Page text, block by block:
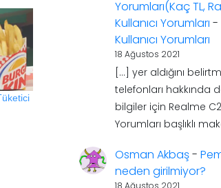
Yorumları(Kaç TL,
Kullanıcı Yorumları -
Kullanıcı Yorumları
18 Ağustos 2021
[…] yer aldığını
telefonları hakkında
bilgiler için Realme C2
Yorumları başlıklı
Osman Akbaş-
neden girilmiyor?
18 Ağustos 2021